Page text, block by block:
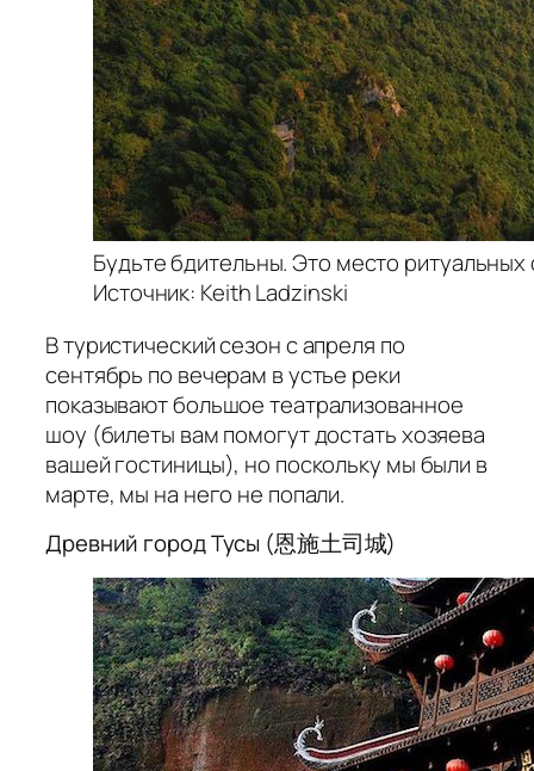
Будьте бдительны. Это место
Источник: Keith Ladzinski
В туристический сезон с апреля по
сентябрь по вечерам в устье реки
показывают большое театрализованное
шоy (билеты вам помогут достать хозяева
вашей гостиницы), но поскольку мы были в
марте, мы на него не попали.
Древний город Тусы (恩施土司城)